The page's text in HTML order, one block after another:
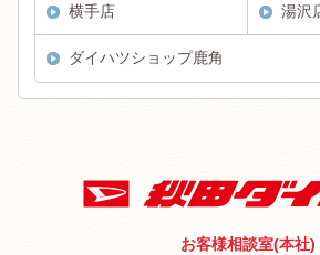
横手店 湯沢
ダイハツショップ鹿角
お客様相談室(本社)